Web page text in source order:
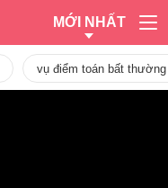
MỚI NHẤT
vụ điểm toán bất